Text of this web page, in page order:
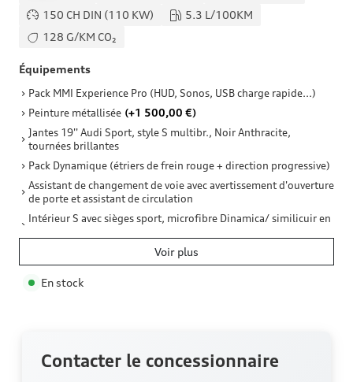
150 CH DIN (110 KW)
5.3 L/100KM
128 G/KM CO₂
Équipements
Pack MMI Experience Pro (HUD, Sonos, USB charge rapide...)
Peinture métallisée (+1 500,00 €)
Jantes 19'' Audi Sport, style S multibr., Noir Anthracite,
tournées brillantes
Pack Dynamique (étriers de frein rouge + direction progressive)
Assistant de changement de voie avec avertissement d'ouverture
de porte et assistant de circulation
Intérieur S avec sièges sport, microfibre Dinamica/ similicuir en
Pack Esthétique Noir plus (avec anneaux noirs)
Trains roulants sport pour jantes 19''
Clé confort (déverrouillage et démarrage sans clé)
Voir plus
En stock
Contacter le concessionnaire